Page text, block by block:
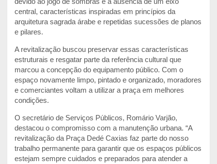
central, características inspiradas em princípios da
arquitetura sagrada árabe e repetidas sucessões de planos
e pilares.
A revitalização buscou preservar essas características
estruturais e resgatar parte da referência cultural que
marcou a concepção do equipamento público. Com o
espaço novamente limpo, pintado e organizado, moradores
e comerciantes voltam a utilizar a praça em melhores
condições.
O secretário de Serviços Públicos, Romário Varjão,
destacou o compromisso com a manutenção urbana. “A
revitalização da Praça Dedé Caxias faz parte do nosso
trabalho permanente para garantir que os espaços públicos
estejam sempre cuidados e preparados para atender a